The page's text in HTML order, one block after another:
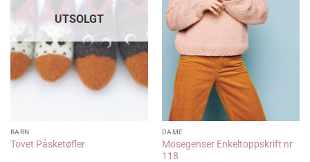
UTSOLGT
BARN
Tovet Påsketøfler
DAME
Mosegenser Enkeltoppskrift nr
118